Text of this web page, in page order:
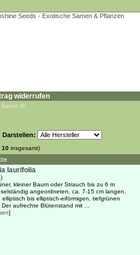
widerrufen
Samen W
Darstellen:
10 insgesamt)
laurifolia
kleiner Baum oder Strauch bis zu 6 m
angeordneten, ca. 7-15 cm langen,
elliptisch bis elliptisch-eiförmigen, tiefgrünen
aufrechte Blütenstand mit ...
]